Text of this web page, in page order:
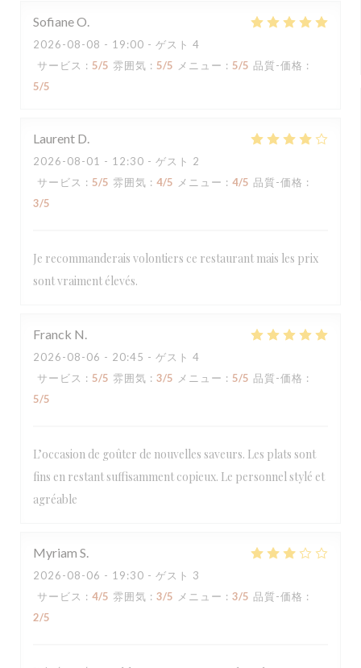
SofianeO
2026-08-08 - 19:00 - ゲスト 4
サービス : 5/5 雰囲気 : 5/5 メニュー : 5/5 品質-価格 :
5/5
Laurent D
2026-08-01 - 12:30 - ゲスト 2
サービス : 5/5 雰囲気 : 4/5 メニュー : 4/5 品質-価格 :
3/5
Je recommanderais volontiers ce restaurant mais les prix
sont vraiment élevés.
Franck N
2026-08-06 - 20:45 - ゲスト 4
サービス : 5/5 雰囲気 : 3/5 メニュー : 5/5 品質-価格 :
5/5
L’occasion de goûter de nouvelles saveurs. Les plats sont
fins en restant suffisamment copieux. Le personnel stylé et
agréable
Myriam S
2026-08-06 - 19:30 - ゲスト 3
サービス : 4/5 雰囲気 : 3/5 メニュー : 3/5 品質-価格 :
2/5